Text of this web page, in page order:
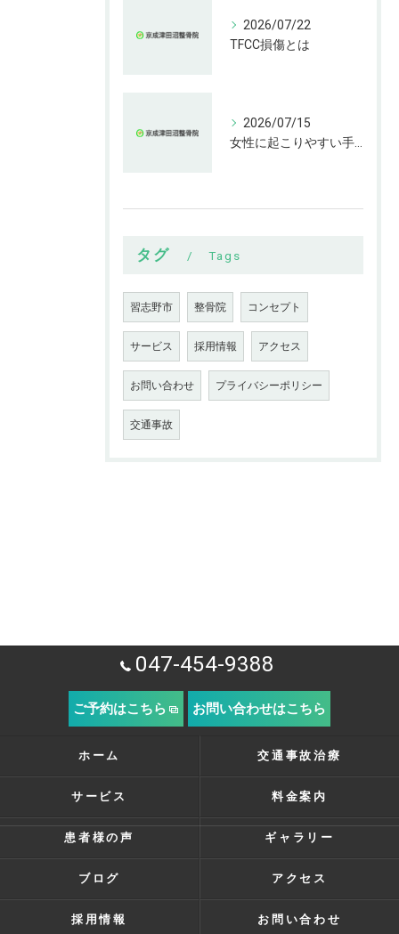
2026/07/22
TFCC損傷とは
2026/07/15
タグ Tags
習志野市 整骨院 コンセプト
サービス 採用情報 アクセス
お問い合わせ プライバシーポリシー
交通事故
047-454-9388
ご予約はこちら お問い合わせはこちら
ホーム 交通事故治療
サービス 料金案内
患者様の声 ギャラリー
ブログ アクセス
採用情報 お問い合わせ